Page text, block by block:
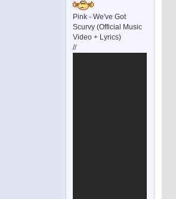
Pink - We've Got
Scurvy (Official Music
Video + Lyrics)
//